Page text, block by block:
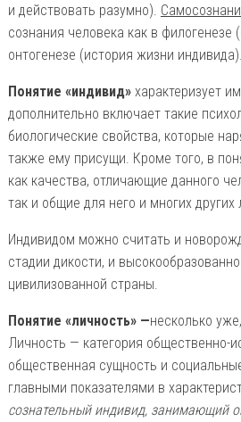
и действовать разумно).
сознания человека как в филогенезе
онтогенезе (история жизни индивида).
Понятие «индивид»характеризует
дополнительно включает такие
биологические свойства, которые
также ему присущи. Кроме того, в
как качества, отличающие данного
так и общие для него и многих
Индивидом можно считать и
стадии дикости, и
цивилизованной страны.
Понятие «личность» —несколько
Личность — категория общественно-
общественная сущность и
главными показателями в
сознательный индивид, занимающий